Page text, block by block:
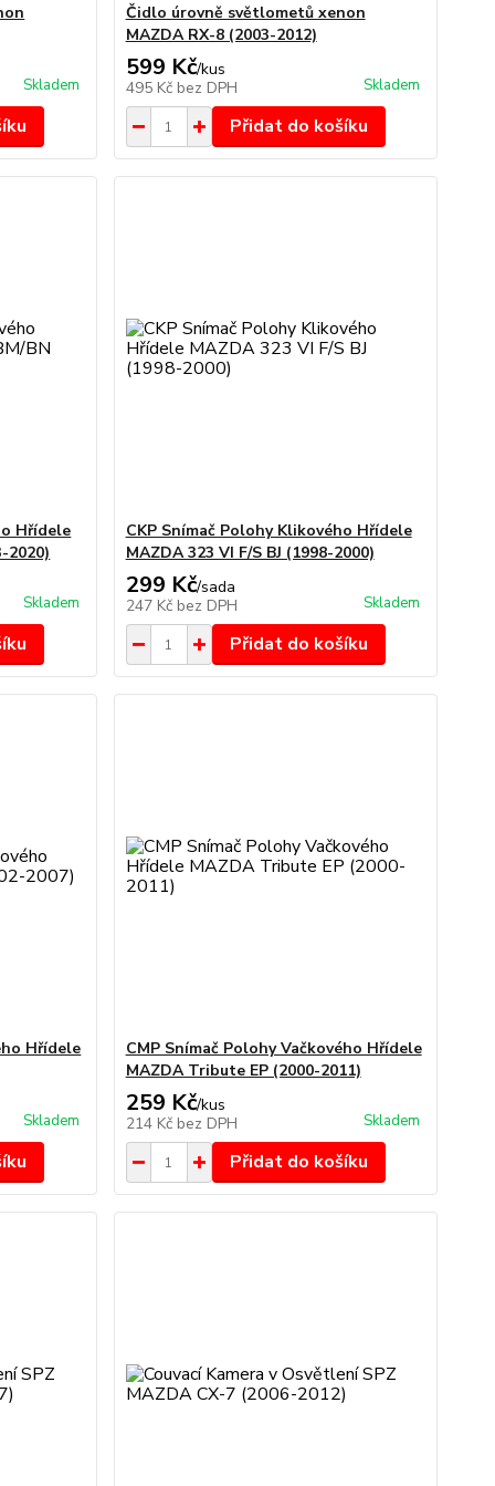
Skladem
Čidlo úrovně světlometů xenon
MAZDA RX-8 (2003-2012)
599 Kč/kus
495 Kč bez DPH Skladem
Přidat do košíku
Hřídele
2020)
Skladem
CKP Snímač Polohy Klikového Hřídele
MAZDA 323 VI F/S BJ (1998-2000)
299 Kč/sada
247 Kč bez DPH Skladem
Přidat do košíku
Hřídele
Skladem
CMP Snímač Polohy Vačkového Hřídele
MAZDA Tribute EP (2000-2011)
259 Kč/kus
214 Kč bez DPH Skladem
Přidat do košíku